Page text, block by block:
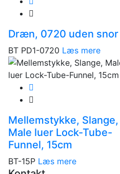
Dræn, 0720 uden snor
BT PD1-0720 Læs mere
Mellemstykke, Slange,
Male luer Lock-Tube-
Funnel, 15cm
BT-15P Læs mere